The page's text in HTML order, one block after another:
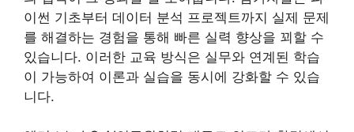
이썬 기초부터 데이터 분석 프로젝트까지 실제 문제
를 해결하는 경험을 통해 빠른 실력 향상을 꾀할 수
있습니다. 이러한 교육 방식은 실무와 연계된 학습
이 가능하여 이론과 실습을 동시에 강화할 수 있습
니다.